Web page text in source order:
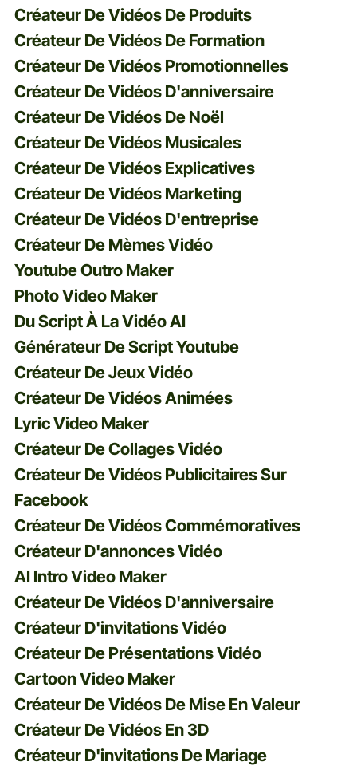
Créateur De Vidéos De Produits
Créateur De Vidéos De Formation
Créateur De Vidéos Promotionnelles
Créateur De Vidéos D'anniversaire
Créateur De Vidéos De Noël
Créateur De Vidéos Musicales
Créateur De Vidéos Explicatives
Créateur De Vidéos Marketing
Créateur De Vidéos D'entreprise
Créateur De Mèmes Vidéo
Youtube Outro Maker
Photo Video Maker
Du Script À La Vidéo AI
Générateur De Script Youtube
Créateur De Jeux Vidéo
Créateur De Vidéos Animées
Lyric Video Maker
Créateur De Collages Vidéo
Créateur De Vidéos Publicitaires Sur
Facebook
Créateur De Vidéos Commémoratives
Créateur D'annonces Vidéo
AI Intro Video Maker
Créateur De Vidéos D'anniversaire
Créateur D'invitations Vidéo
Créateur De Présentations Vidéo
Cartoon Video Maker
Créateur De Vidéos De Mise En Valeur
Créateur De Vidéos En 3D
Créateur D'invitations De Mariage